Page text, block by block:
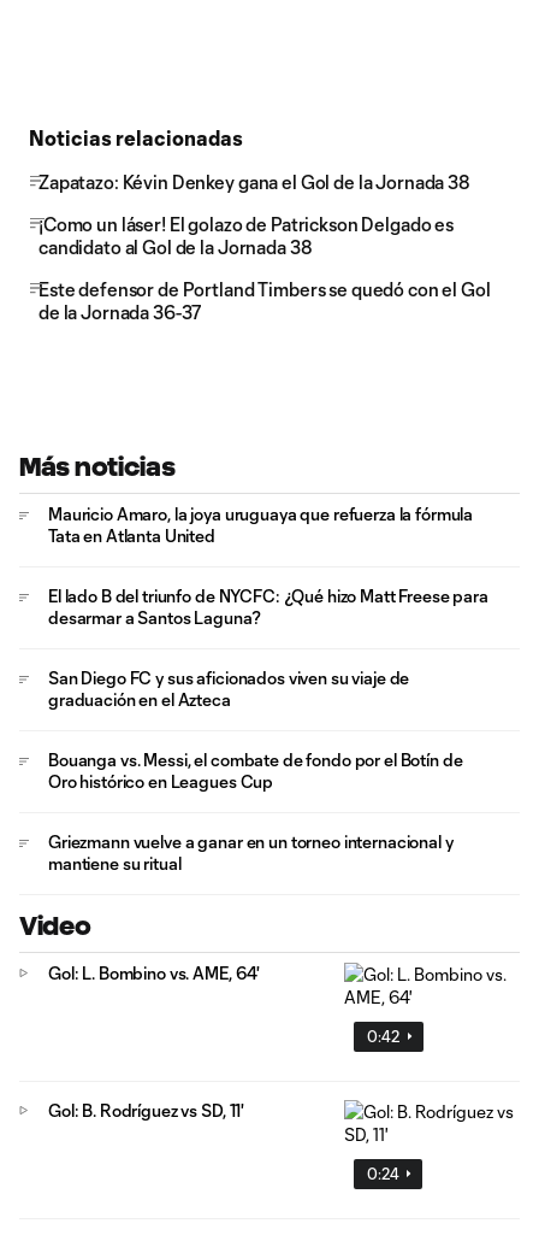
Noticias relacionadas
Zapatazo: Kévin Denkey gana el Gol de la Jornada 38
¡Como un láser! El golazo de Patrickson Delgado es
candidato al Gol de la Jornada 38
Este defensor de Portland Timbers se quedó con el Gol
de la Jornada 36-37
Más noticias
Mauricio Amaro, la joya uruguaya que refuerza la fórmula
Tata en Atlanta United
El lado B del triunfo de NYCFC: ¿Qué hizo Matt Freese para
desarmar a Santos Laguna?
San Diego FC y sus aficionados viven su viaje de
graduación en el Azteca
Bouanga vs. Messi, el combate de fondo por el Botín de
Oro histórico en Leagues Cup
Griezmann vuelve a ganar en un torneo internacional y
mantiene su ritual
Video
0:42
Gol: L. Bombino vs. AME, 64'
0:24
Gol: B. Rodríguez vs SD, 11'